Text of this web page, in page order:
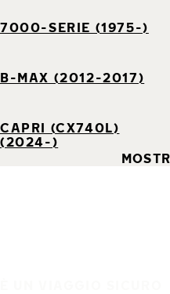
7000-SERIE (1975-)
B-MAX (2012-2017)
CAPRI (CX740L)
(2024-)